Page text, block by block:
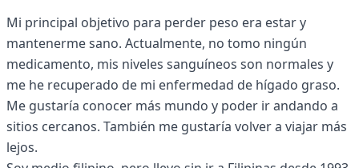
Mi principal objetivo para perder peso era estar y
mantenerme sano. Actualmente, no tomo ningún
medicamento, mis niveles sanguíneos son normales y
me he recuperado de mi enfermedad de hígado graso.
Me gustaría conocer más mundo y poder ir andando a
sitios cercanos. También me gustaría volver a viajar más
lejos.